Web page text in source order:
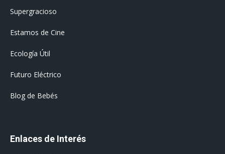
Supergracioso
Estamos de Cine
Ecología Útil
Futuro Eléctrico
Blog de Bebés
Enlaces de Interés